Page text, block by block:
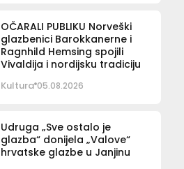
OČARALI PUBLIKU Norveški
glazbenici Barokkanerne i
Ragnhild Hemsing spojili
Vivaldija i nordijsku tradiciju
Kultura 05.08.2026
Udruga „Sve ostalo je
glazba“ donijela „Valove“
hrvatske glazbe u Janjinu